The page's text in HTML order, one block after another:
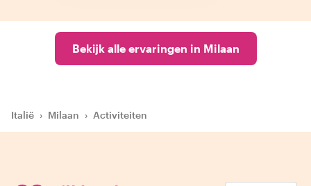
Bekijk alle ervaringen in Milaan
Italië › Milaan › Activiteiten